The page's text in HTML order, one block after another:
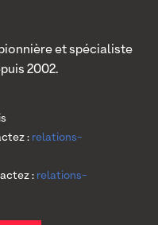
et spécialiste
2002.
: relations-
: relations-